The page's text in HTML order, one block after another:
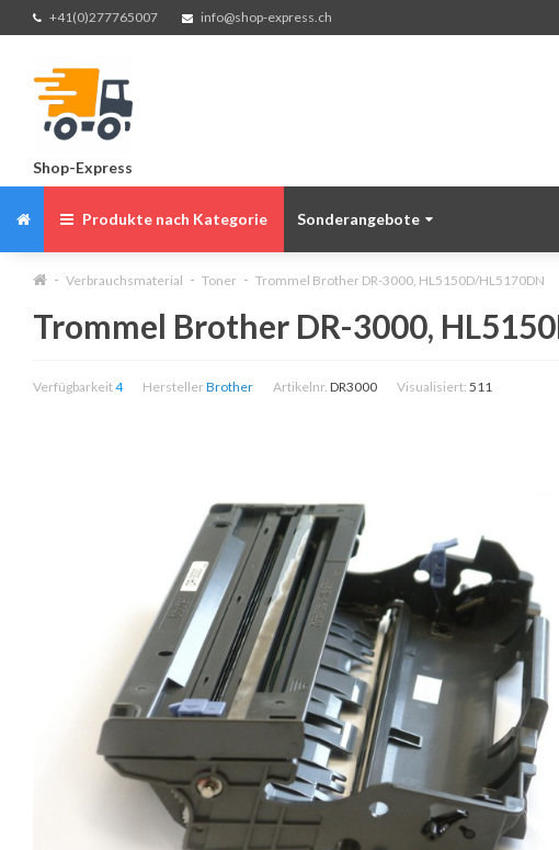
+41(0)277765007 info@shop-express.ch
Shop-Express
Produkte nach Kategorie Sonderangebote
Verbrauchsmaterial Toner Trommel Brother DR-3000, HL5150D/HL5170DN
Trommel Brother DR-3000,
Verfügbarkeit4 HerstellerBrother Artikelnr. DR3000 Visualisiert: 511